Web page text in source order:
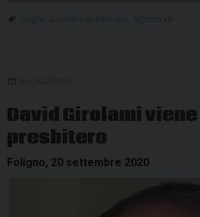
Foligno Girolami ordinazione Sigismondi
30 LUGLIO 2020
David Girolami
presbitero
Foligno, 20 settembre 2020